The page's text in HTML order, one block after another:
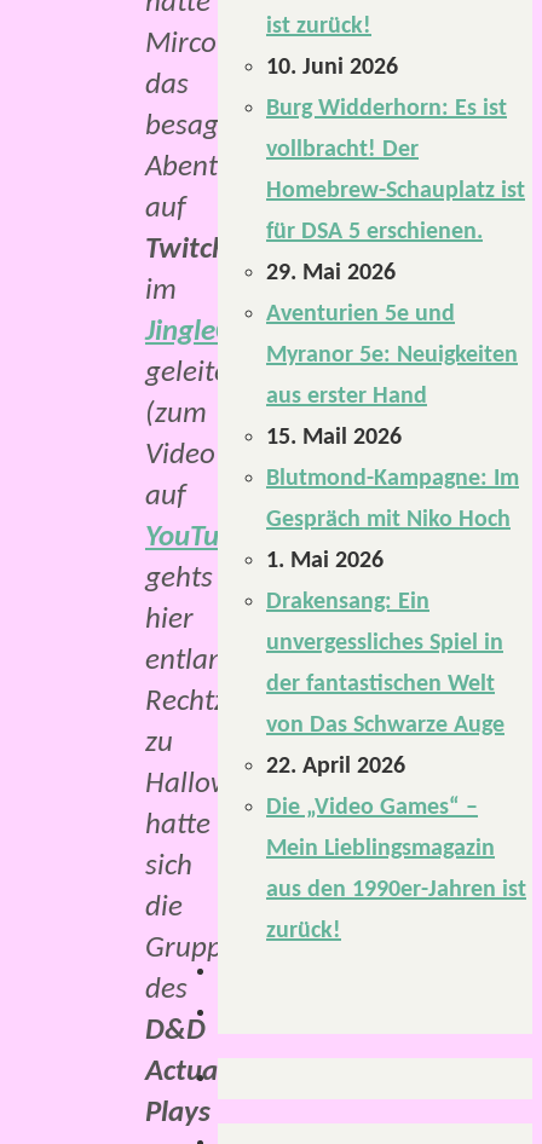
Mirco
das
besagte
Abenteuer
auf
Twitch
im
JingleChannel
geleitet
(zum
Video
auf
YouTube
gehts
hier
entlang).
Rechtzeitig
zu
Halloween,
hatte
sich
die
Gruppe
des
D&D
Actual
Plays
ist zurück!
10. Juni 2026
Burg Widderhorn: Es ist
vollbracht! Der
Homebrew-Schauplatz ist
für DSA 5 erschienen.
29. Mai 2026
Aventurien 5e und
Myranor 5e: Neuigkeiten
aus erster Hand
15. Mail 2026
Blutmond-Kampagne: Im
Gespräch mit Niko Hoch
1. Mai 2026
Drakensang: Ein
unvergessliches Spiel in
der fantastischen Welt
von Das Schwarze Auge
22. April 2026
Die „Video Games“ –
Mein Lieblingsmagazin
aus den 1990er-Jahren ist
zurück!